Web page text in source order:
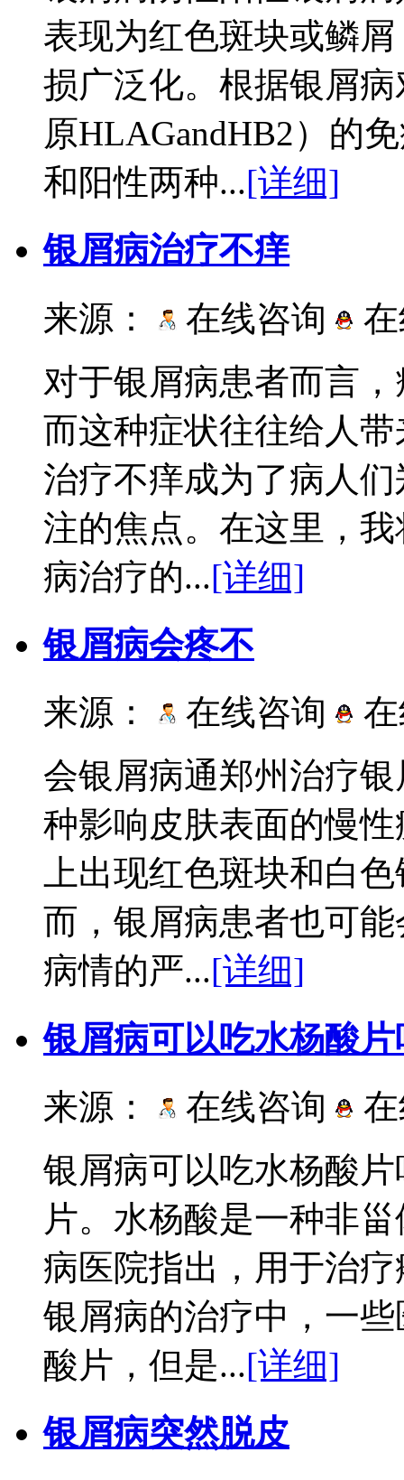
表现为红色斑块或鳞
损广泛化。根据银屑
原HLAGandHB2）的
和阳性两种...[详细]
银屑病治疗不痒
来源：
在线咨询
对于银屑病患者而言
而这种症状往往给人
治疗不痒成为了病人
注的焦点。在这里，
病治疗的...[详细]
银屑病会疼不
来源：
在线咨询
会银屑病通郑州治疗
种影响皮肤表面的慢
上出现红色斑块和白
而，银屑病患者也可
病情的严...[详细]
银屑病可以吃水杨酸片
来源：
在线咨询
银屑病可以吃水杨酸
片。水杨酸是一种非
病医院指出，用于治
银屑病的治疗中，一
酸片，但是...[详细]
银屑病突然脱皮